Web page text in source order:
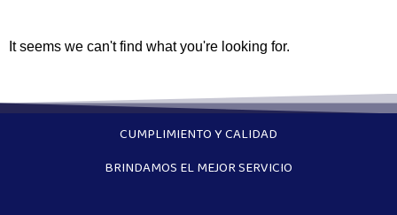
It seems we can't find what you're looking for.
CUMPLIMIENTO Y CALIDAD
BRINDAMOS EL MEJOR SERVICIO